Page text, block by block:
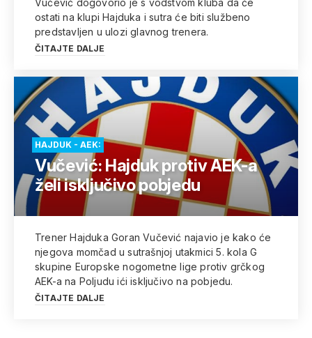
Vučević dogovorio je s vodstvom kluba da će
ostati na klupi Hajduka i sutra će biti službeno
predstavljen u ulozi glavnog trenera.
ČITAJTE DALJE
HAJDUK - AEK:
Vučević: Hajduk protiv AEK-a
želi isključivo pobjedu
Trener Hajduka Goran Vučević najavio je kako će
njegova momčad u sutrašnjoj utakmici 5. kola G
skupine Europske nogometne lige protiv grčkog
AEK-a na Poljudu ići isključivo na pobjedu.
ČITAJTE DALJE